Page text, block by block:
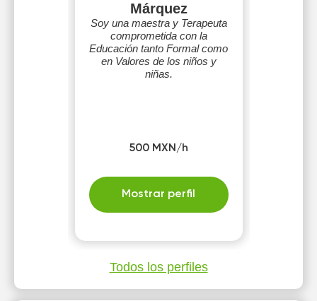
Márquez
Soy una maestra y Terapeuta
comprometida con la
Educación tanto Formal como
en Valores de los niños y
niñas.
500 MXN/h
Mostrar perfil
Todos los perfiles